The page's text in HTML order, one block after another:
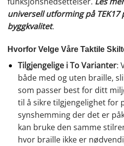
universell utforming på
byggkvalitet.
Hvorfor Velge Våre Taktile
Tilgjengelige i To Varianter:
både med og uten braille,
som passer best for ditt
til å sikre tilgjengelighet for
synshemming der det er
kan bruke den samme
hvor braille ikke er